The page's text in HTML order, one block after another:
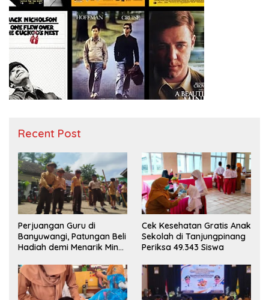
Recent Post
Perjuangan Guru di
Banyuwangi, Patungan Beli
Hadiah demi Menarik Minat
Cek Kesehatan Gratis Anak
Sekolah di Tanjungpinang
Periksa 49.343 Siswa